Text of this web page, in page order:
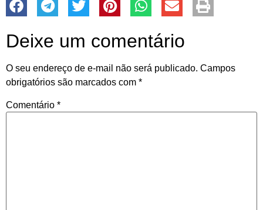
Deixe um comentário
O seu endereço de e-mail não será publicado. Campos
obrigatórios são marcados com *
Comentário *